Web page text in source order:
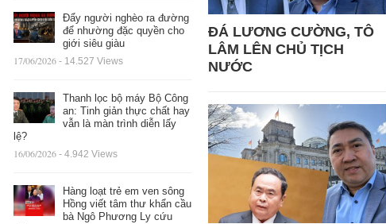
Đẩy người nghèo ra đường
để nhường đặc quyền cho
giới siêu giàu
17/06/2026 - 14.527 Views
Thanh lọc bộ máy Bộ Công
an: Tinh giản thực chất hay
vẫn là màn trình diễn lấy
lệ?
16/06/2026 - 4.942 Views
Hàng loạt trẻ em ven sông
Hồng viết tâm thư khẩn cầu
bà Ngô Phương Ly cứu
ĐÁ LƯƠNG CƯỜNG, TÔ
LÂM LÊN CHỦ TỊCH
NƯỚC